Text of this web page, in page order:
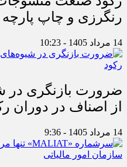
رنگرزی و چاپ
14 مرداد 1405 - 10:23
ضرورت بازنگری در
از اصناف در دوران
14 مرداد 1405 - 9:36